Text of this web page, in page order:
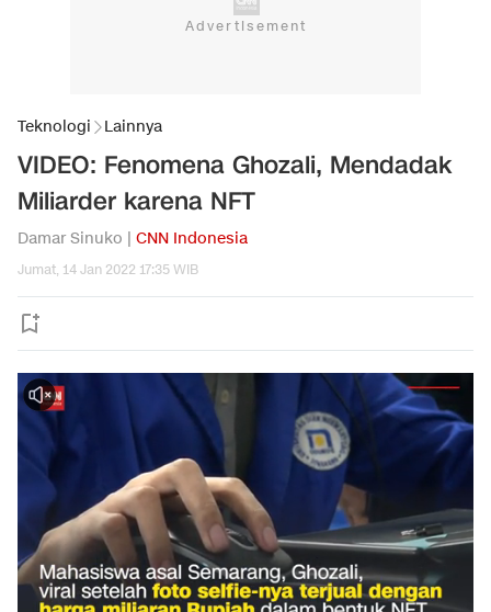
Teknologi Lainnya
VIDEO: Fenomena Ghozali, Mendadak
Miliarder karena NFT
Damar Sinuko | CNN Indonesia
Jumat, 14 Jan 2022 17:35 WIB